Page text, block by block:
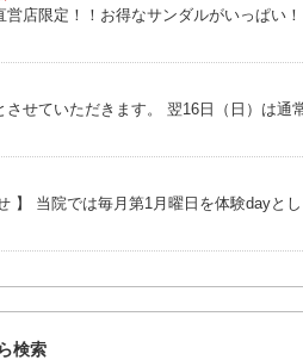
店限定！！お得なサンダルがいっぱい
させていただきます。 翌16日（日）は通
】 当院では毎月第1月曜日を体験dayと
検索